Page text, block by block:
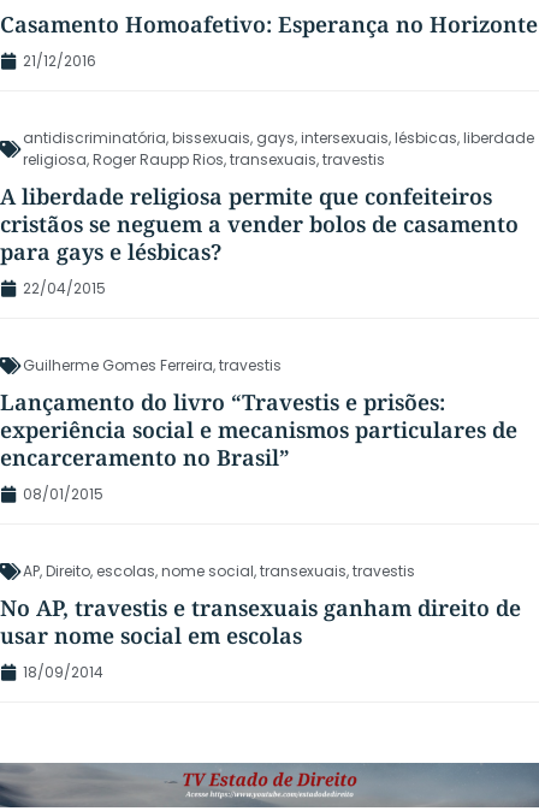
Casamento Homoafetivo: Esperança no Horizonte
21/12/2016
antidiscriminatória,bissexuais, gays,intersexuais,lésbicas,liberdade
religiosa,Roger Raupp Rios,transexuais,travestis
A liberdade religiosa permite que confeiteiros
cristãos se neguem a vender bolos de casamento
para gays e lésbicas?
22/04/2015
Guilherme Gomes Ferreira,travestis
Lançamento do livro “Travestis e prisões:
experiência social e mecanismos particulares de
encarceramento no Brasil”
08/01/2015
AP,Direito, escolas,nome social,transexuais,travestis
No AP, travestis e transexuais ganham direito de
usar nome social em escolas
18/09/2014